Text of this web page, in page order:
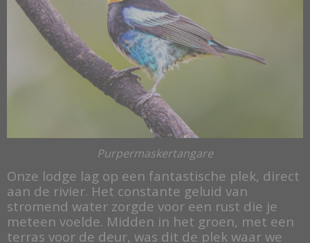
Purpermaskertangare
Onze lodge lag op een fantastische plek, direct
aan de rivier. Het constante geluid van
stromend water zorgde voor een rust die je
meteen voelde. Midden in het groen, met een
terras voor de deur, was dit de plek waar we